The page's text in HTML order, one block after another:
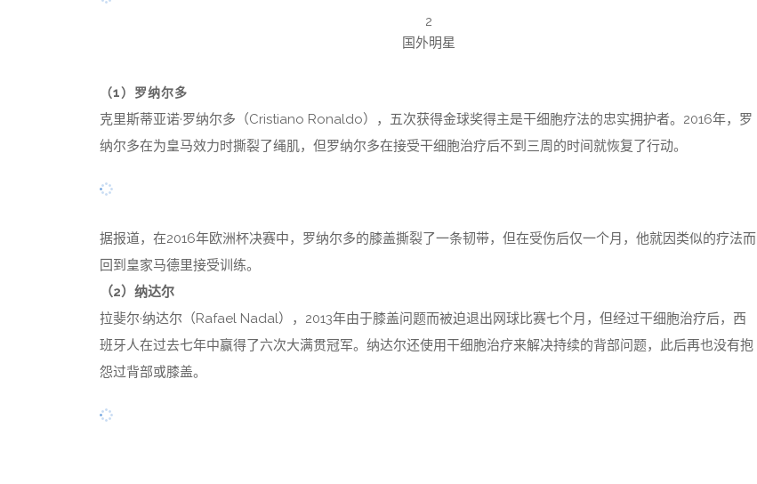
2
国外明星
（1）罗纳尔多
克里斯蒂亚诺·罗纳尔多（Cristiano Ronaldo），五次获得金球奖得主是干细胞疗法的忠实拥护者。2016年，罗
纳尔多在为皇马效力时撕裂了绳肌，但罗纳尔多在接受干细胞治疗后不到三周的时间就恢复了行动。
据报道，在2016年欧洲杯决赛中，罗纳尔多的膝盖撕裂了一条韧带，但在受伤后仅一个月，他就因类似的疗法而
回到皇家马德里接受训练。
（2）纳达尔
拉斐尔·纳达尔（Rafael Nadal），2013年由于膝盖问题而被迫退出网球比赛七个月，但经过干细胞治疗后，西
班牙人在过去七年中赢得了六次大满贯冠军。纳达尔还使用干细胞治疗来解决持续的背部问题，此后再也没有抱
怨过背部或膝盖。